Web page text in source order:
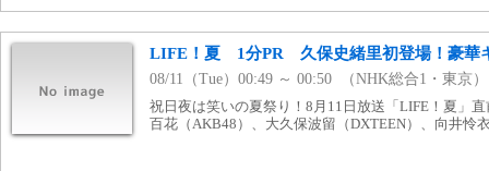
LIFE！夏 1分PR 久保史緒里初登場！豪華
08/11（Tue）00:49 ～ 00:50 （NHK総合1・東京）
祝日夜は笑いの夏祭り！8月11日放送「LIFE！夏」
百花（AKB48）、大久保波留（DXTEEN）、向井怜